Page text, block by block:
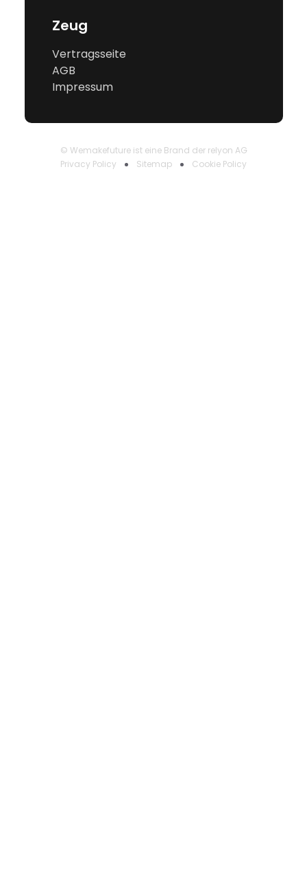
Zeug
Vertragsseite
AGB
Impressum
© Wemakefuture ist eine Brand der relyon AG
Privacy Policy
Sitemap Cookie Policy